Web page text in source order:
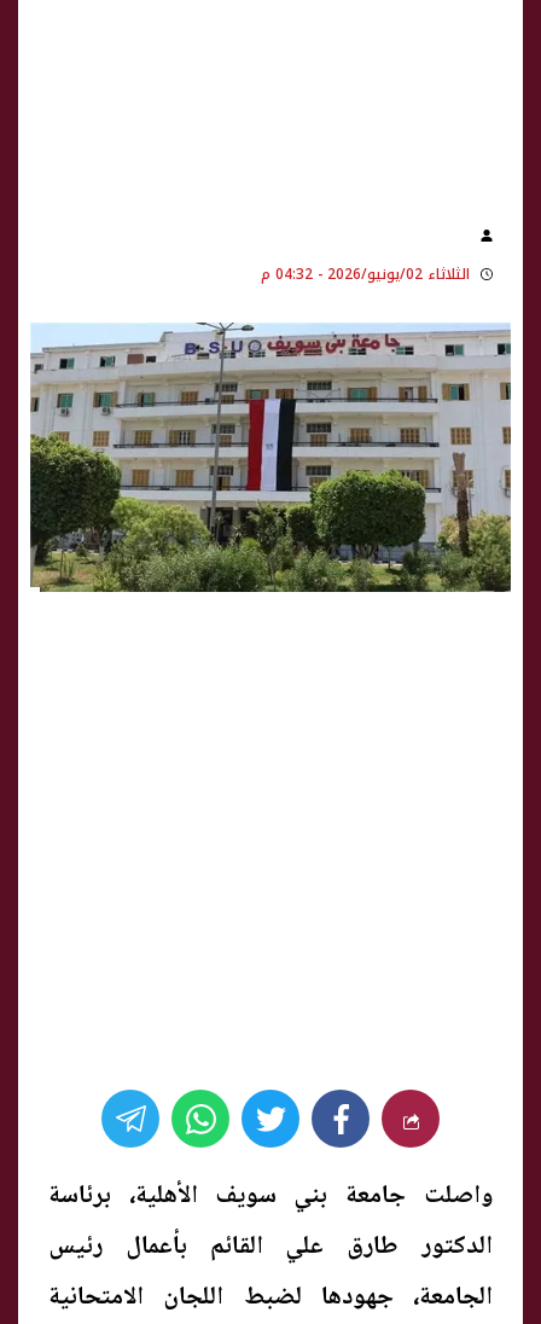
الثلاثاء 02/يونيو/2026 - 04:32 م
واصلت جامعة بني سويف الأهلية، برئاسة
الدكتور طارق علي القائم بأعمال رئيس
الجامعة، جهودها لضبط اللجان الامتحانية